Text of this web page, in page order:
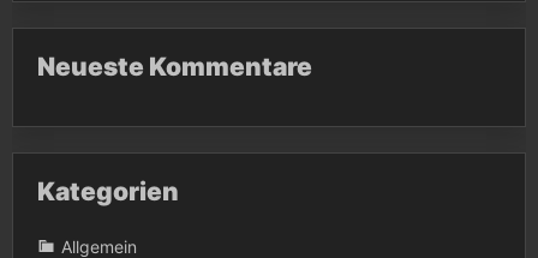
Neueste Kommentare
Kategorien
Allgemein